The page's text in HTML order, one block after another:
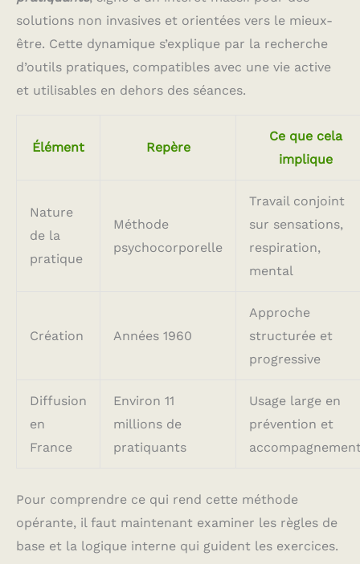
solutions non invasives et orientées vers le mieux-
être. Cette dynamique s’explique par la recherche
d’outils pratiques, compatibles avec une vie active
et utilisables en dehors des séances.
Élément Repère
Ce que cela
implique
Nature
de la
pratique
Méthode
psychocorporelle
Travail conjoint
sur sensations,
respiration,
mental
Création Années 1960
Approche
structurée et
progressive
Diffusion
en
France
Environ 11
millions de
pratiquants
Usage large en
prévention et
Pour comprendre ce qui rend cette méthode
opérante, il faut maintenant examiner les règles de
base et la logique interne qui guident les exercices.